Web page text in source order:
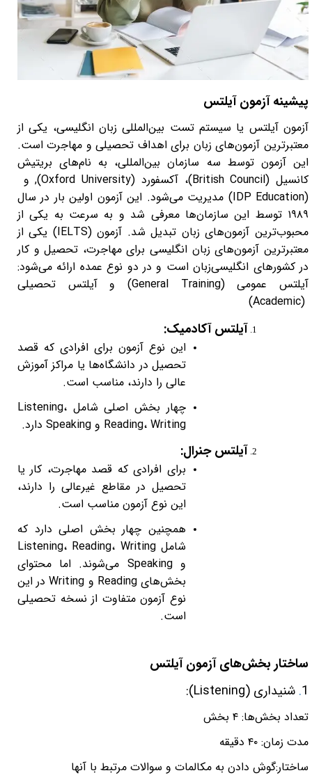
کلاس آنلاین تافل
پکیج ایده پردازی و ساپورت ایده
پیشینه آزمون آیلتس
آزمون آیلتس یا سیستم تست بین‌المللی زبان انگلیسی، یکی از
معتبرترین آزمون‌های زبان برای اهداف تحصیلی و مهاجرت است.
این آزمون توسط سه سازمان بین‌المللی، به نام‌های بریتیش
کانسیل(British Council) ، آکسفورد (Oxford University),
و
(IDP Education) مدیریت می‌شود. این آزمون اولین بار در سال
۱۹۸۹ توسط این سازمان‌ها معرفی شد و به سرعت به یکی از
محبوب‌ترین آزمون‌های زبان تبدیل شد. آزمون(IELTS)
یکی از
معتبرترین آزمون‌های زبان انگلیسی برای مهاجرت، تحصیل و کار
در کشورهای انگلیسی‌زبان است و در دو نوع عمده ارائه می‌شود:
آیلتس عمومی(General Training)
و آیلتس تحصیلی
(Academic)
آیلتس آکادمیک:
این نوع آزمون برای افرادی که قصد
تحصیل در دانشگاه‌ها یا مراکز آموزش
عالی را دارند، مناسب است.
چهار بخش اصلی شامل ،
Reading، Writing و Speaking دارد.
آیلتس جنرال:
برای افرادی که قصد مهاجرت، کار یا
تحصیل در مقاطع غیرعالی را دارند،
این نوع آزمون مناسب است.
همچنین چهار بخش اصلی دارد که
شامل Listening ، Reading، Writing
و Speaking
می‌شوند. اما محتوای
بخش‌هایReading و
در این
نوع آزمون متفاوت از نسخه تحصیلی
است.
ساختار بخش‌های آزمون آیلتس
1
. شنیداری (Listening):
تعداد بخش‌ها: ۴ بخش
مدت زمان: ۴۰ دقیقه
ساختار:گوش دادن به مکالمات و سوالات مرتبط با آنها